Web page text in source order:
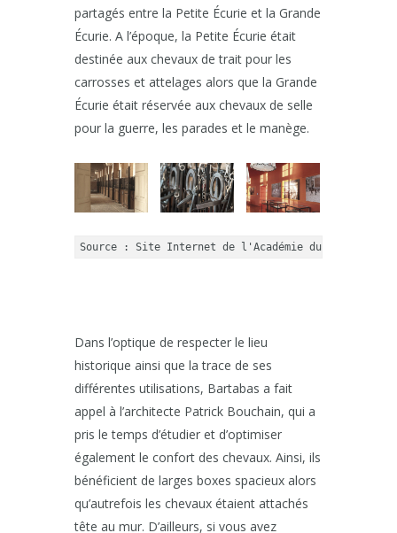
partagés entre la Petite Écurie et la Grande
Écurie. A l’époque, la Petite Écurie était
destinée aux chevaux de trait pour les
carrosses et attelages alors que la Grande
Écurie était réservée aux chevaux de selle
pour la guerre, les parades et le manège.
Source : Site Internet de l'Académie du Spectacle
Dans l’optique de respecter le lieu
historique ainsi que la trace de ses
différentes utilisations, Bartabas a fait
appel à l’architecte Patrick Bouchain, qui a
pris le temps d’étudier et d’optimiser
également le confort des chevaux. Ainsi, ils
bénéficient de larges boxes spacieux alors
qu’autrefois les chevaux étaient attachés
tête au mur. D’ailleurs, si vous avez